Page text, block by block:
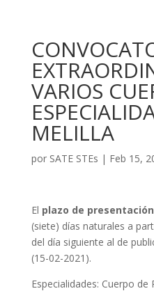
VARIOS
MELILLA
por SATE STEs | Feb 15,
El plazo de
(siete) días naturales a
del día siguiente al de
(15-02-2021).
Especialidades: Cuerpo